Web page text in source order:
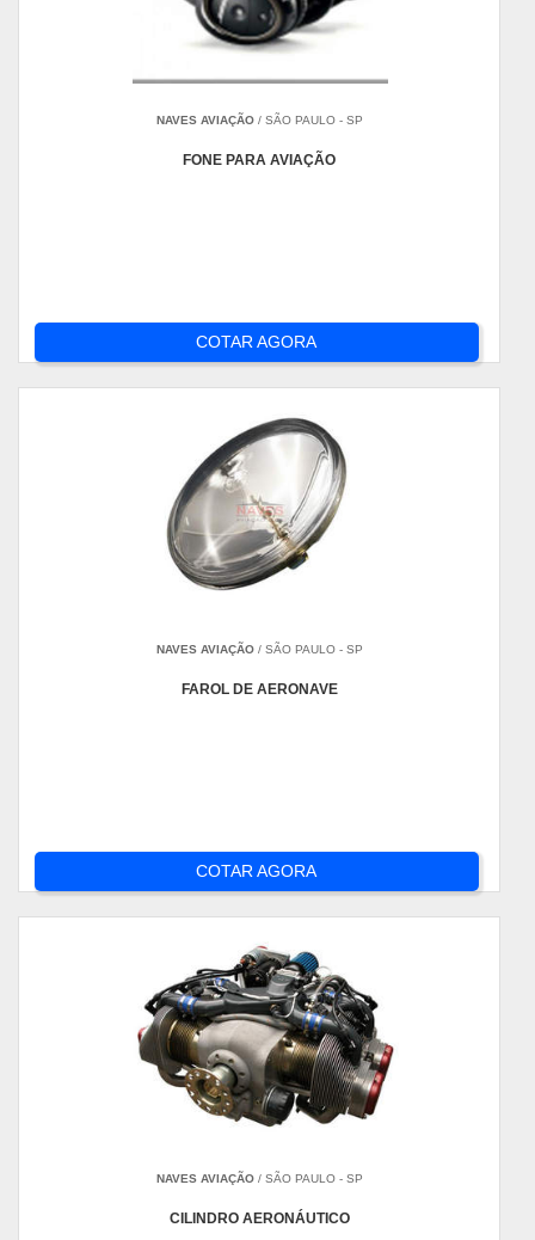
NAVES AVIAÇÃO/ SÃO PAULO - SP
FONE PARA AVIAÇÃO
COTAR AGORA
NAVES AVIAÇÃO/ SÃO PAULO - SP
FAROL DE AERONAVE
COTAR AGORA
NAVES AVIAÇÃO/ SÃO PAULO - SP
CILINDRO AERONÁUTICO